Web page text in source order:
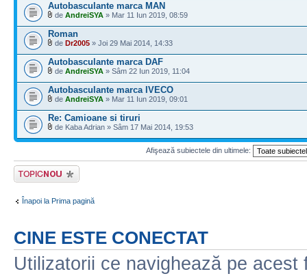
Autobasculante marca MAN
de AndreiSYA » Mar 11 Iun 2019, 08:59
Roman
de Dr2005 » Joi 29 Mai 2014, 14:33
Autobasculante marca DAF
de AndreiSYA » Sâm 22 Iun 2019, 11:04
Autobasculante marca IVECO
de AndreiSYA » Mar 11 Iun 2019, 09:01
Re: Camioane si tiruri
de Kaba Adrian » Sâm 17 Mai 2014, 19:53
Afişează subiectele din ultimele:
Scrie un subiect
nou
Înapoi la Prima pagină
CINE ESTE CONECTAT
Utilizatorii ce navighează pe